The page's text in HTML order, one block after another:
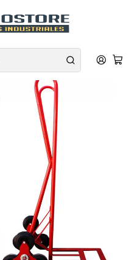
200 KG. TECNOPLUS